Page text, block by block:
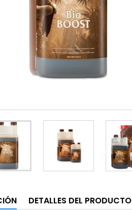
DETALLES DEL PRODUCTO